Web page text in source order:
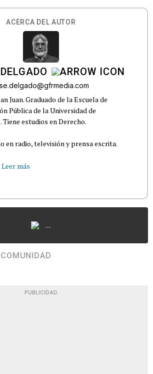
ACERCA DEL AUTOR
Juan. Graduado de la Escuela de
Pública de la Universidad de
Tiene estudios en Derecho.
en radio, televisión y prensa escrita.
Leer más
...
PUBLICIDAD